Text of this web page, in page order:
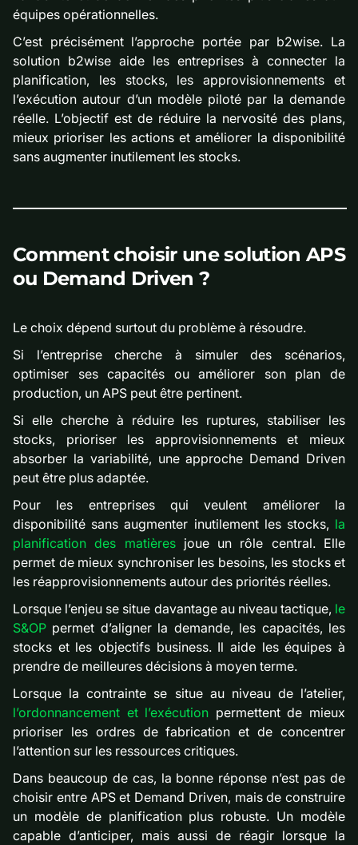
équipes opérationnelles.
C’est précisément l’approche portée par b2wise. La
solution b2wise aide les entreprises à connecter la
planification, les stocks, les approvisionnements et
l’exécution autour d’un modèle piloté par la demande
réelle. L’objectif est de réduire la nervosité des plans,
mieux prioriser les actions et améliorer la disponibilité
sans augmenter inutilement les stocks.
Comment choisir une solution APS
ou Demand Driven ?
Le choix dépend surtout du problème à résoudre.
Si l’entreprise cherche à simuler des scénarios,
optimiser ses capacités ou améliorer son plan de
production, un APS peut être pertinent.
Si elle cherche à réduire les ruptures, stabiliser les
stocks, prioriser les approvisionnements et mieux
absorber la variabilité, une approche Demand Driven
peut être plus adaptée.
Pour les entreprises qui veulent améliorer la
disponibilité sans augmenter inutilement les stocks, la
planification des matièresjoue un rôle central. Elle
permet de mieux synchroniser les besoins, les stocks et
les réapprovisionnements autour des priorités réelles.
Lorsque l’enjeu se situe davantage au niveau tactique, le
S&OP permet d’aligner la demande, les capacités, les
stocks et les objectifs business. Il aide les équipes à
prendre de meilleures décisions à moyen terme.
Lorsque la contrainte se situe au niveau de l’atelier,
l’ordonnancement et l’exécution permettent de mieux
prioriser les ordres de fabrication et de concentrer
l’attention sur les ressources critiques.
Dans beaucoup de cas, la bonne réponse n’est pas de
choisir entre APS et Demand Driven, mais de construire
un modèle de planification plus robuste. Un modèle
capable d’anticiper, mais aussi de réagir lorsque la